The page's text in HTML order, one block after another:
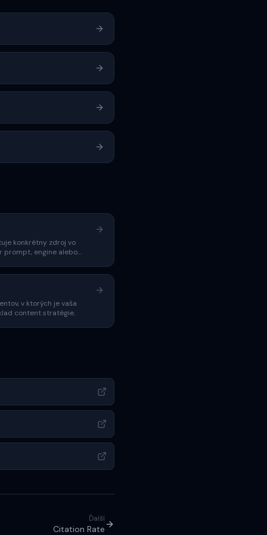
konkrétny zdroj vo
prompt, engine alebo
v ktorých je vaša
content stratégie.
Ďalší
Citation Rate